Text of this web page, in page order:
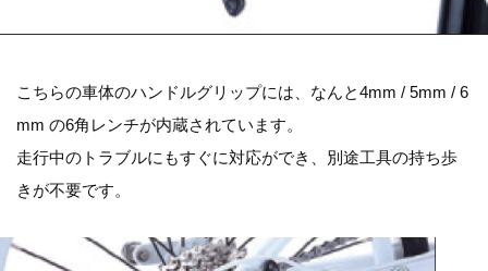
こちらの車体のハンドルグリップには、なんと4mm / 5mm / 6
mm の6角レンチが内蔵されています。
走行中のトラブルにもすぐに対応ができ、別途工具の持ち歩
きが不要です。